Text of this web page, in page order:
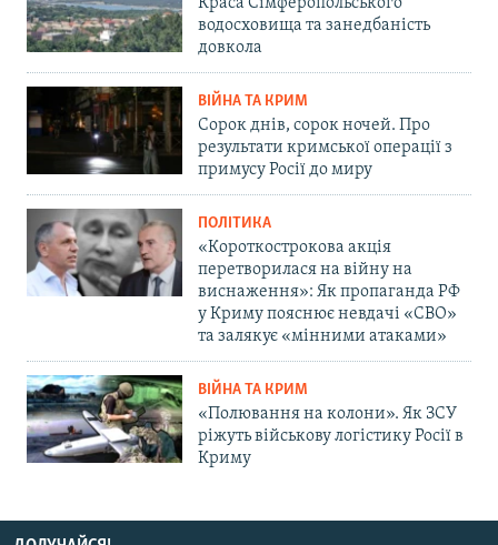
Краса Сімферопольського
водосховища та занедбаність
довкола
ВІЙНА ТА КРИМ
Сорок днів, сорок ночей. Про
результати кримської операції з
примусу Росії до миру
ПОЛІТИКА
«Короткострокова акція
перетворилася на війну на
виснаження»: Як пропаганда РФ
у Криму пояснює невдачі «СВО»
та залякує «мінними атаками»
ВІЙНА ТА КРИМ
«Полювання на колони». Як ЗСУ
ріжуть військову логістику Росії в
Криму